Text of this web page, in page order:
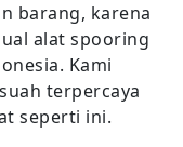
barang, karena
alat spooring
Kami
terpercaya
seperti ini.